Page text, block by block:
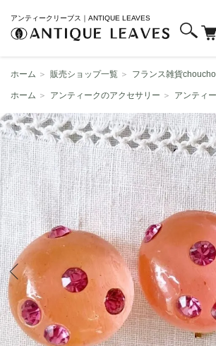
アンティークリーブス｜ANTIQUE LEAVES
ホーム ＞ 販売ショップ一覧 ＞ フランス雑貨
ホーム ＞ アンティークのアクセサリー ＞ アンティ